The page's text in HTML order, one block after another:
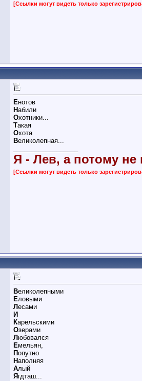
[Ссылки могут видеть только
Енотов
Набили
Охотники...
Такая
Охота
Великолепная...
Я - Лев, а потому не
[Ссылки могут видеть только
Великолепными
Еловыми
Лесами
И
Карельскими
Озерами
Любовался
Емельян,
Попутно
Наполняя
Алый
Ягдташ...